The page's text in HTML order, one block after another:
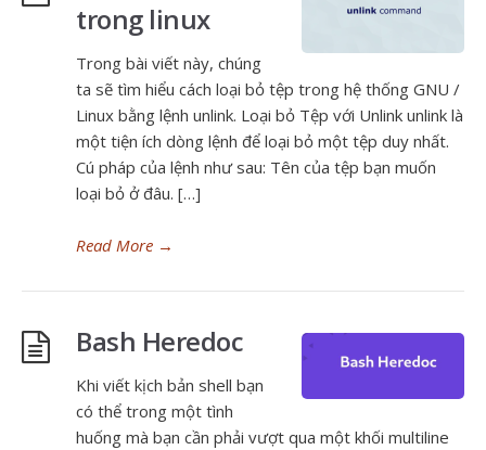
trong linux
Trong bài viết này, chúng
ta sẽ tìm hiểu cách loại bỏ tệp trong hệ thống GNU /
Linux bằng lệnh unlink. Loại bỏ Tệp với Unlink unlink là
một tiện ích dòng lệnh để loại bỏ một tệp duy nhất.
Cú pháp của lệnh như sau: Tên của tệp bạn muốn
loại bỏ ở đâu. […]
Read More →
Bash Heredoc
Khi viết kịch bản shell bạn
có thể trong một tình
huống mà bạn cần phải vượt qua một khối multiline